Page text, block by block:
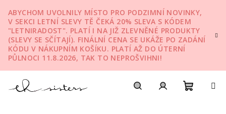
na
obsah
ABYCHOM UVOLNILY MÍSTO PRO PODZIMNÍ NOVINKY,
V SEKCI LETNÍ SLEVY TĚ ČEKÁ 20% SLEVA S KÓDEM
"LETNIRADOST". PLATÍ I NA JIŽ ZLEVNĚNÉ PRODUKTY
(SLEVY SE SČÍTAJÍ). FINÁLNÍ CENA SE UKÁŽE PO ZADÁNÍ
KÓDU V NÁKUPNÍM KOŠÍKU. PLATÍ AŽ DO ÚTERNÍ
PŮLNOCI 11.8.2026, TAK TO NEPROŠVIHNI!